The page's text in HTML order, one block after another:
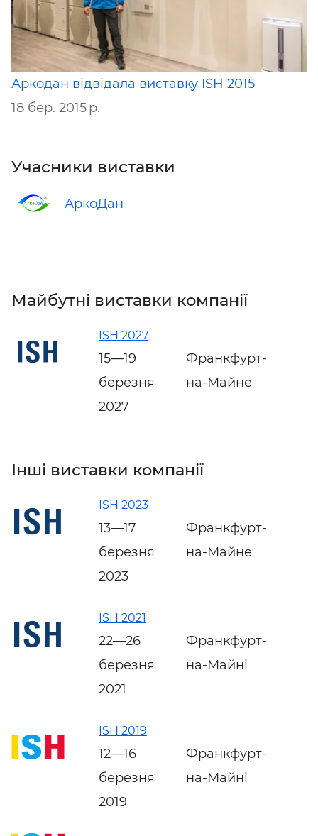
Аркодан відвідала виставку ISH 2015
18 бер. 2015 р.
Учасники виставки
АркоДан
Майбутні виставки компанії
ISH 2027
15—19
березня
2027
Франкфурт-
на-Майне
Інші виставки компанії
ISH 2023
13—17
березня
2023
Франкфурт-
на-Майне
ISH 2021
22—26
березня
2021
Франкфурт-
на-Майні
ISH 2019
12—16
березня
2019
Франкфурт-
на-Майні